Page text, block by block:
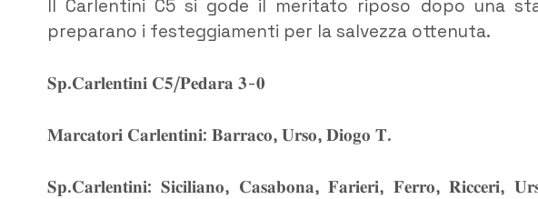
Il Carlentini C5 si gode il meritato riposo dopo una
preparano i festeggiamenti per la salvezza ottenuta.
𝐒𝐩.𝐂𝐚𝐫𝐥𝐞𝐧𝐭𝐢𝐧𝐢 𝐂𝟓/𝐏𝐞𝐝𝐚𝐫𝐚 𝟑-𝟎
𝐌𝐚𝐫𝐜𝐚𝐭𝐨𝐫𝐢 𝐂𝐚𝐫𝐥𝐞𝐧𝐭𝐢𝐧𝐢: 𝐁𝐚𝐫𝐫𝐚𝐜𝐨, 𝐔𝐫𝐬𝐨, 𝐃𝐢𝐨𝐠𝐨 𝐓.
𝐒𝐩.𝐂𝐚𝐫𝐥𝐞𝐧𝐭𝐢𝐧𝐢: 𝐒𝐢𝐜𝐢𝐥𝐢𝐚𝐧𝐨, 𝐂𝐚𝐬𝐚𝐛𝐨𝐧𝐚, 𝐅𝐚𝐫𝐢𝐞𝐫𝐢, 𝐅𝐞𝐫𝐫𝐨,